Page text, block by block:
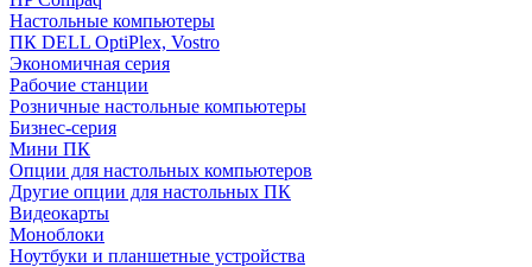
Настольные компьютеры
ПК DELL OptiPlex, Vostro
Экономичная серия
Рабочие станции
Розничные настольные компьютеры
Бизнес-серия
Мини ПК
Опции для настольных компьютеров
Другие опции для настольных ПК
Видеокарты
Моноблоки
Ноутбуки и планшетные устройства